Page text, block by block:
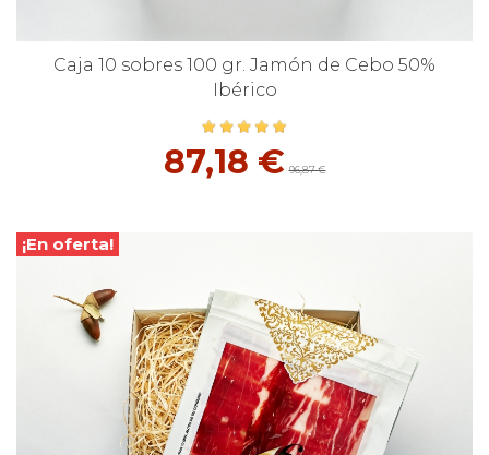
Caja 10 sobres 100 gr. Jamón de Cebo 50%
Ibérico
87,18 € 96,87 €
¡En oferta!